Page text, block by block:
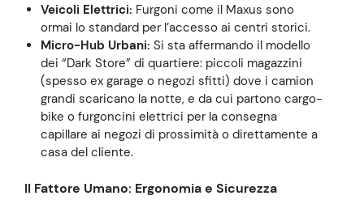
Veicoli Elettrici: Furgoni come il Maxus sono
ormai lo standard per l’accesso ai centri storici.
Micro-Hub Urbani: Si sta affermando il modello
dei “Dark Store” di quartiere: piccoli magazzini
(spesso ex garage o negozi sfitti) dove i camion
grandi scaricano la notte, e da cui partono cargo-
bike o furgoncini elettrici per la consegna
capillare ai negozi di prossimità o direttamente a
casa del cliente.
Il Fattore Umano: Ergonomia e Sicurezza